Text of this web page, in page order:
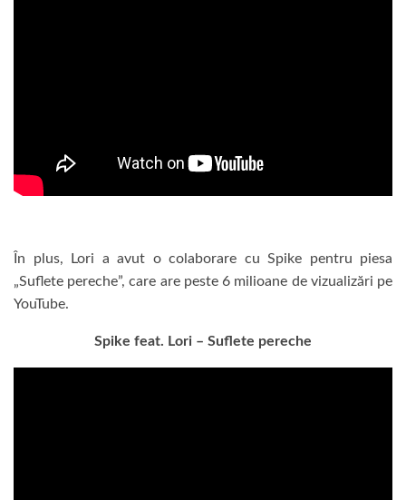
În plus, Lori a avut o colaborare cu Spike pentru piesa
„Suflete pereche”, care are peste 6 milioane de vizualizări pe
YouTube.
Spike feat. Lori – Suflete pereche